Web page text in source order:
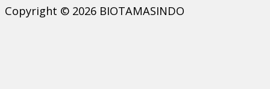
Copyright © 2026 BIOTAMASINDO